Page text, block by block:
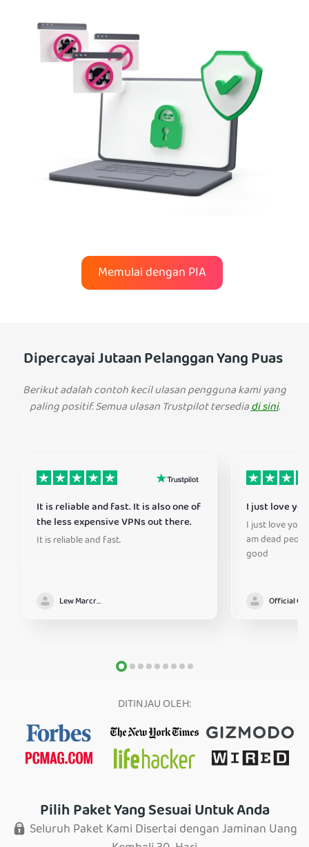
Memulai dengan PIA
Dipercayai Jutaan Pelanggan Yang Puas
Berikut adalah contoh kecil ulasan pengguna kami yang
paling positif. Semua ulasan Trustpilot tersediadi sini.
It is reliable and fast. It is also one of
the less expensive VPNs out there.
It is reliable and fast.
Lew Marcrum
I just love
I just love you
am dead
good
DITINJAU OLEH:
Pilih Paket Yang Sesuai Untuk Anda
Seluruh Paket Kami Disertai dengan Jaminan Uang